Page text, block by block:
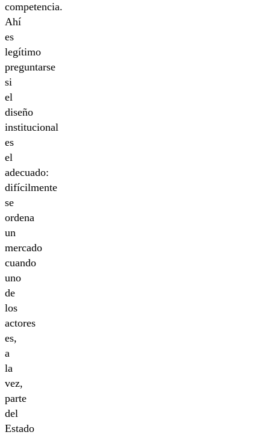
competencia.
Ahí
es
legítimo
preguntarse
si
el
diseño
institucional
es
el
adecuado:
difícilmente
se
ordena
un
mercado
cuando
uno
de
los
actores
es,
a
la
vez,
parte
del
Estado